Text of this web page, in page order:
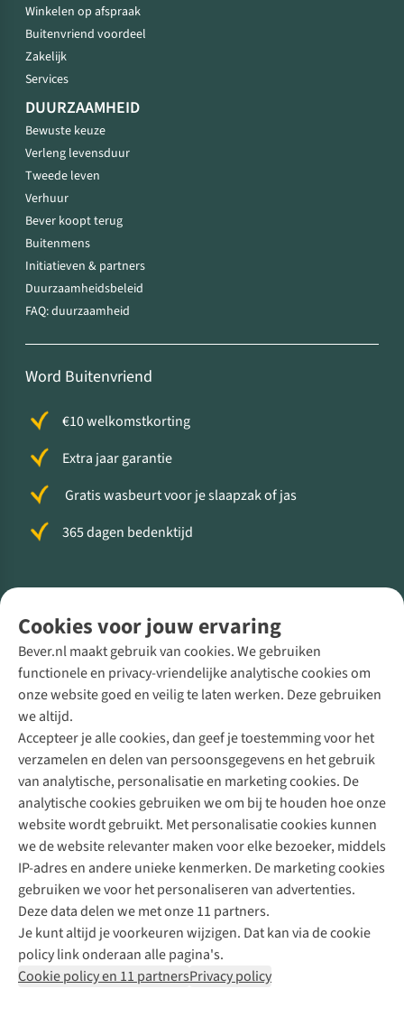
Cookies voor jouw ervaring
Bever.nl maakt gebruik van cookies. We gebruiken
functionele en privacy-vriendelijke analytische cookies om
onze website goed en veilig te laten werken. Deze gebruiken
we altijd.
Accepteer je alle cookies, dan geef je toestemming voor het
verzamelen en delen van persoonsgegevens en het gebruik
van analytische, personalisatie en marketing cookies. De
analytische cookies gebruiken we om bij te houden hoe onze
website wordt gebruikt. Met personalisatie cookies kunnen
we de website relevanter maken voor elke bezoeker, middels
IP-adres en andere unieke kenmerken. De marketing cookies
gebruiken we voor het personaliseren van advertenties.
Deze data delen we met onze 11 partners.
Je kunt altijd je voorkeuren wijzigen. Dat kan via de cookie
policy link onderaan alle pagina's.
Cookie policy en 11 partnersPrivacy policy
Winkelen op afspraak
Buitenvriend voordeel
Zakelijk
Services
DUURZAAMHEID
Bewuste keuze
Verleng levensduur
Tweede leven
Verhuur
Bever koopt terug
Buitenmens
Initiatieven & partners
Duurzaamheidsbeleid
FAQ: duurzaamheid
Word Buitenvriend
€10 welkomstkorting
Extra jaar garantie
Gratis wasbeurt voor je slaapzak of jas
365 dagen bedenktijd
Direct advies van een Buitenexpert
+31 (0)85 888 50 88
+31 6 12 28 49 80
Contactformulier